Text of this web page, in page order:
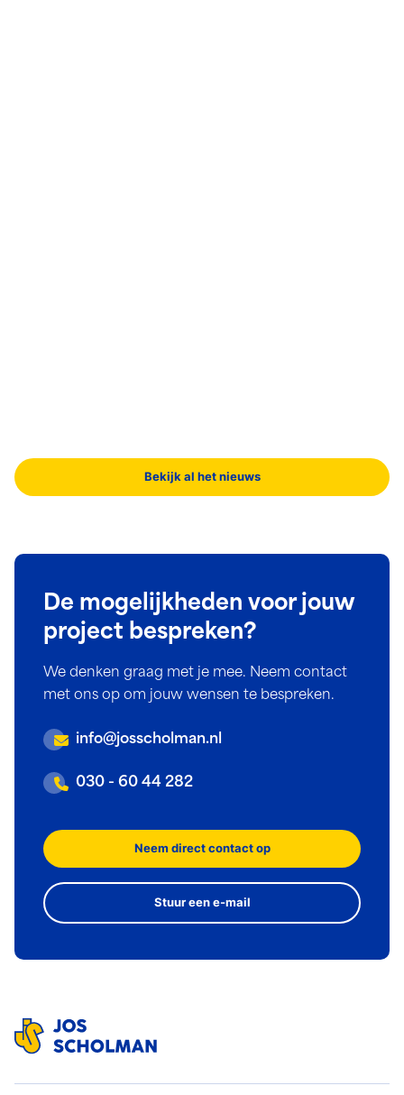
projectleider Dik Raadgever in dit artikel. Juist om te
laten zien dat waterstof in mobiliteit springlevend is!
Bekijk al het nieuws
De mogelijkheden voor jouw
project bespreken?
We denken graag met je mee. Neem contact
met ons op om jouw wensen te bespreken.
info@josscholman.nl
030 - 60 44 282
Neem direct contact op
Stuur een e-mail